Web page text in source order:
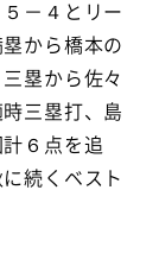
－４とリー
から橋本の
塁から佐々
三塁打、島
６点を追
続くベスト